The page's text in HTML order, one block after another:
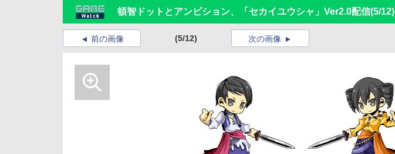
頓智ドットとアンビション、「セカイユウシャ」Ver2.0配信(5/12)
前の画像 (5/12) 次の画像